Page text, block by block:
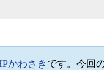
かわさき です。今回